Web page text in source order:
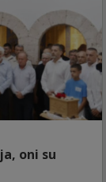
oni su